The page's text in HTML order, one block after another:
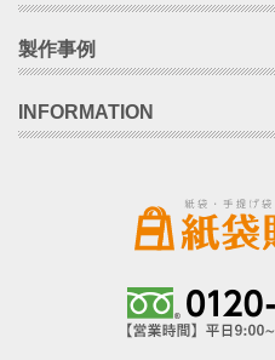
製作事例
INFORMATION